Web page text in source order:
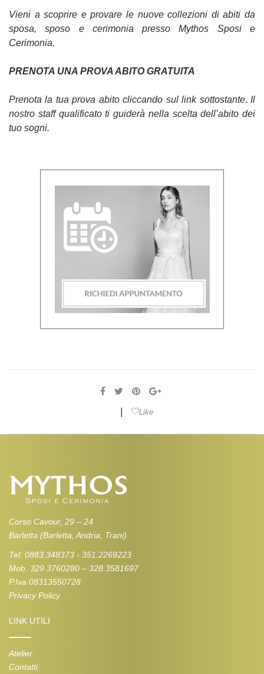
Vieni a scoprire e provare le nuove collezioni di abiti da
sposa, sposo e cerimonia presso Mythos Sposi e
Cerimonia.
PRENOTA UNA PROVA ABITO GRATUITA
Prenota la tua prova abito cliccando sul link sottostante. Il
nostro staff qualificato ti guiderà nella scelta dell’abito dei
tuo sogni.
Like
Corso Cavour, 29 – 24
Barletta (Barletta, Andria, Trani)
Tel: 0883.348373 - 351.2269223
Mob. 329.3760280 – 328.3581697
P.Iva 08313550728
Privacy Policy
LINK UTILI
Atelier
Contatti